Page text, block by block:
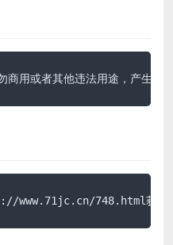
商用或者其他违法用途，产生其
www.71jc.cn/748.html获取